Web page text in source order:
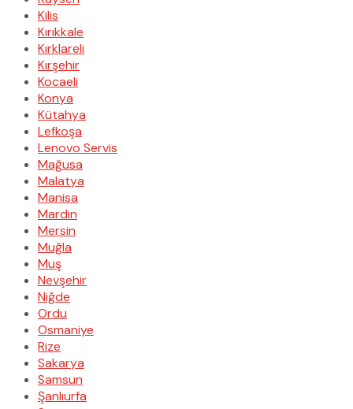
Kilis
Kırıkkale
Kırklareli
Kırşehir
Kocaeli
Konya
Kütahya
Lefkoşa
Lenovo Servis
Mağusa
Malatya
Manisa
Mardin
Mersin
Muğla
Muş
Nevşehir
Niğde
Ordu
Osmaniye
Rize
Sakarya
Samsun
Şanlıurfa